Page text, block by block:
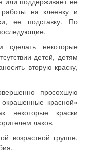
на клеенку и
ее подставку. По
сделать некоторые
детей, детям
вторую краску,
просохшую
красной»
некоторые краски
лаков.
возрастной группе,